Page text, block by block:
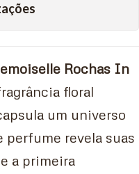
Rochas In
floral
um universo
perfume revela suas
a primeira